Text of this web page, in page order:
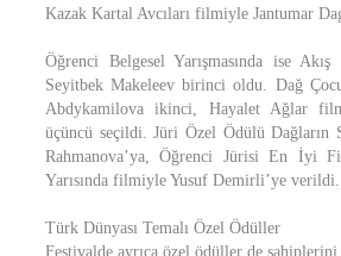
Kazak Kartal Avcıları filmiyle Jantumar
Öğrenci Belgesel Yarışmasında ise
Seyitbek Makeleev birinci oldu. Dağ
Abdykamilova ikinci, Hayalet Ağlar
üçüncü seçildi. Jüri Özel Ödülü Dağların
Rahmanova’ya, Öğrenci Jürisi En İyi
Yarısında filmiyle Yusuf Demirli’ye verildi.
Türk Dünyası Temalı Özel Ödüller
Festivalde ayrıca özel ödüller de